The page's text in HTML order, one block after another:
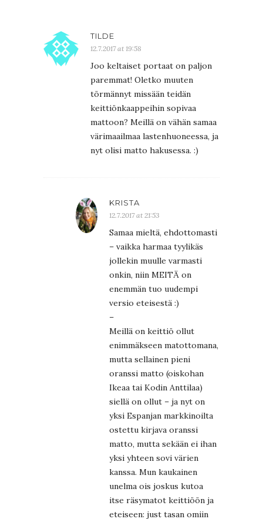
TILDE
12.7.2017 at 19:58
Joo keltaiset portaat on paljon
paremmat! Oletko muuten
törmännyt missään teidän
keittiönkaappeihin sopivaa
mattoon? Meillä on vähän samaa
värimaailmaa lastenhuoneessa, ja
nyt olisi matto hakusessa. :)
KRISTA
12.7.2017 at 21:53
Samaa mieltä, ehdottomasti
– vaikka harmaa tyylikäs
jollekin muulle varmasti
onkin, niin MEITÄ on
enemmän tuo uudempi
versio eteisestä :)
–
Meillä on keittiö ollut
enimmäkseen matottomana,
mutta sellainen pieni
oranssi matto (oiskohan
Ikeaa tai Kodin Anttilaa)
siellä on ollut – ja nyt on
yksi Espanjan markkinoilta
ostettu kirjava oranssi
matto, mutta sekään ei ihan
yksi yhteen sovi värien
kanssa. Mun kaukainen
unelma ois joskus kutoa
itse räsymatot keittiöön ja
eteiseen: just tasan omiin